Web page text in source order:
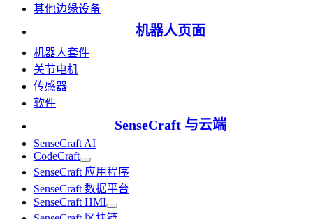
其他边缘设备
机器人页面
机器人套件
关节电机
传感器
软件
SenseCraft 与云端
SenseCraft AI
CodeCraft
SenseCraft 应用程序
SenseCraft 数据平台
SenseCraft HMI